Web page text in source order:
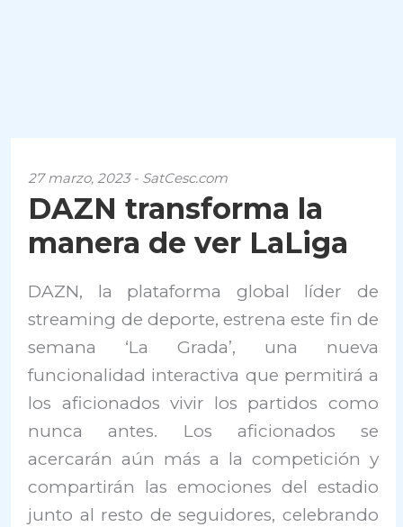
27 marzo, 2023 - SatCesc.com
DAZN transforma la
manera de ver LaLiga
DAZN, la plataforma global líder de
streaming de deporte, estrena este fin de
semana ‘La Grada’, una nueva
funcionalidad interactiva que permitirá a
los aficionados vivir los partidos como
nunca antes. Los aficionados se
acercarán aún más a la competición y
compartirán las emociones del estadio
junto al resto de seguidores, celebrando